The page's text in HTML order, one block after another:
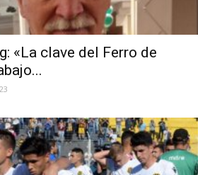
«La clave del Ferro de